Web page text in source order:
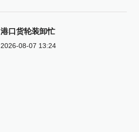
港口货轮装卸忙
2026-08-07 13:24